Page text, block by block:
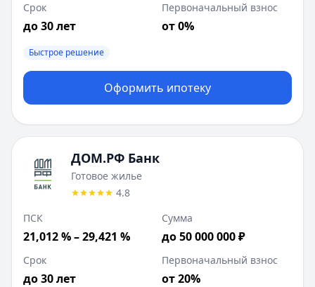
Срок
до 30 лет
Первоначальный взнос
от 0%
Быстрое решение
Оформить ипотеку
ДОМ.РФ Банк
Готовое жилье
4.8
ПСК
21,012 % – 29,421 %
Сумма
до 50 000 000 ₽
Срок
до 30 лет
Первоначальный взнос
от 20%